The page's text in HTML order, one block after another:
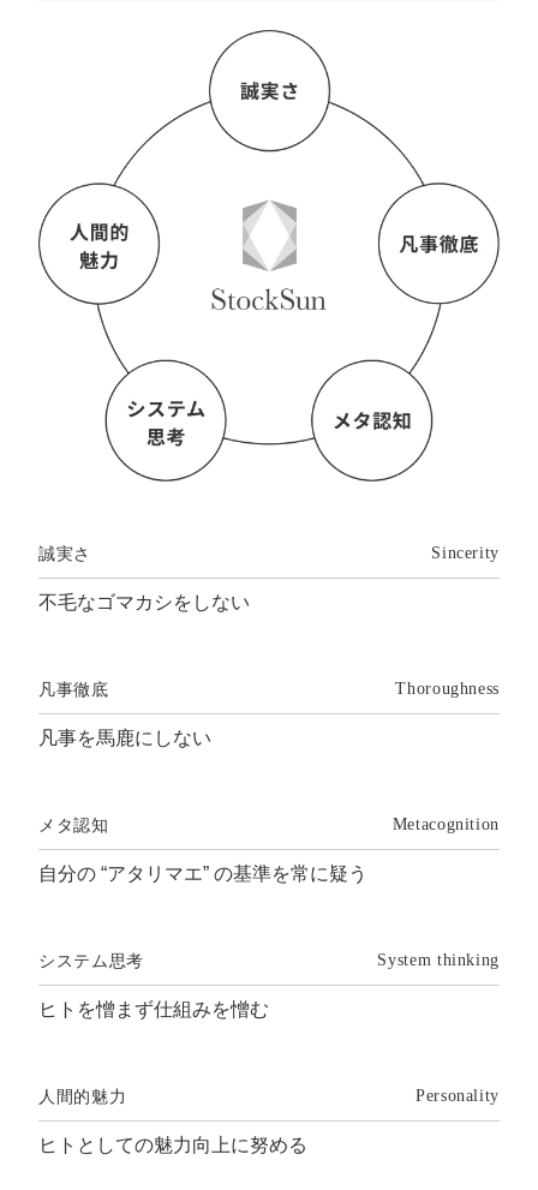
誠実さ Sincerity
不毛なゴマカシをしない
凡事徹底 Thoroughness
凡事を馬鹿にしない
メタ認知 Metacognition
自分の “アタリマエ” の基準を常に疑う
システム思考 System thinking
ヒトを憎まず仕組みを憎む
人間的魅力 Personality
ヒトとしての魅力向上に努める